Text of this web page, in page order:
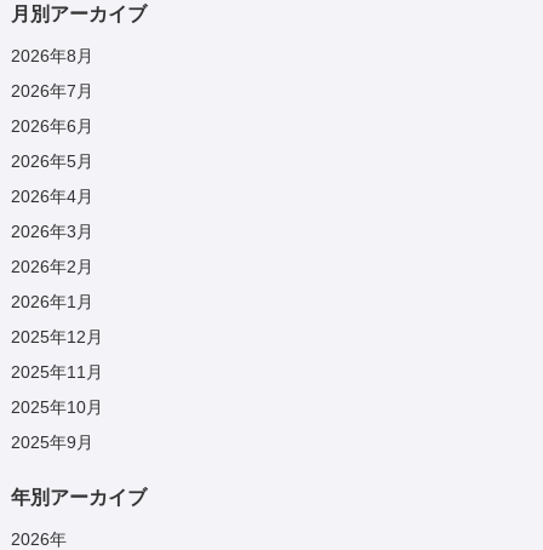
月別アーカイブ
2026年8月
2026年7月
2026年6月
2026年5月
2026年4月
2026年3月
2026年2月
2026年1月
2025年12月
2025年11月
2025年10月
2025年9月
年別アーカイブ
2026年